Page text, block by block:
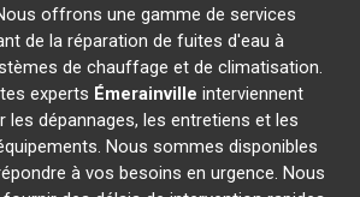
offrons une gamme de services
de la réparation de fuites d'eau à
de chauffage et de climatisation.
experts Émerainville interviennent
les dépannages, les entretiens et les
Nous sommes disponibles
à vos besoins en urgence. Nous